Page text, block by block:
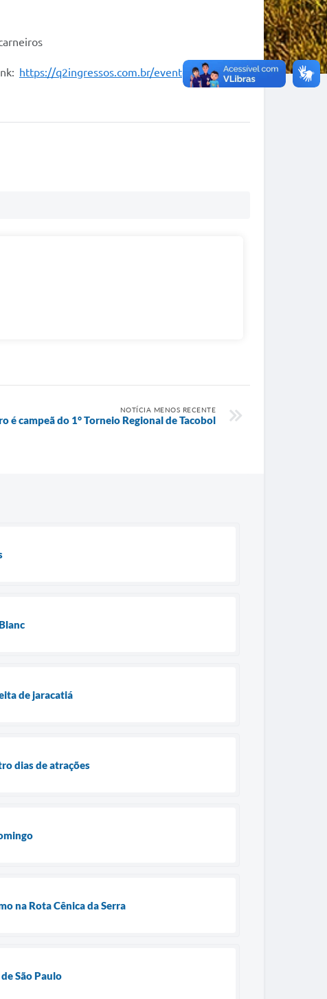
https://q2ingressos.com.br/eventgroup/rodeio-
NOTÍCIA MENOS RECENTE
é campeã do 1° Torneio Regional de Tacobol
de jaracatiá
dias de atrações
na Rota Cênica da Serra
São Paulo